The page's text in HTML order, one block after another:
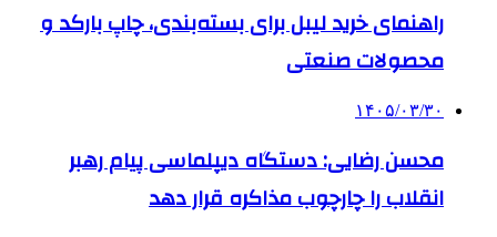
راهنمای خرید لیبل برای بسته‌بندی، چاپ بارکد و
محصولات صنعتی
۱۴۰۵/۰۳/۳۰
محسن رضایی: دستگاه دیپلماسی پیام رهبر
انقلاب را چارچوب مذاکره قرار دهد